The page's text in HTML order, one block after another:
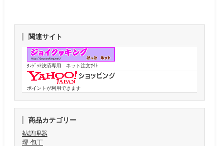
関連サイト
ｸﾚｼﾞｯﾄ決済専用 ネット注文ｻｲﾄ
ポイントが利用できます
商品カテゴリー
熱調理器
堺 包丁